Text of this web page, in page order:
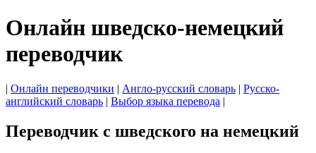
Онлайн шведско-немецкий
переводчик
| Онлайн переводчики | Англо-русский словарь | Русско-
английский словарь | Выбор языка перевода |
Переводчик с шведского на немецкий